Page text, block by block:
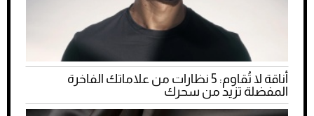
أناقة لا تُقاوم: 5 نظارات من علاماتك الفاخرة
المفضلة تزيد من سحرك